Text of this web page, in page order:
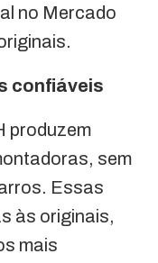
no Mercado
confiáveis
produzem
sem
Essas
às originais,
mais